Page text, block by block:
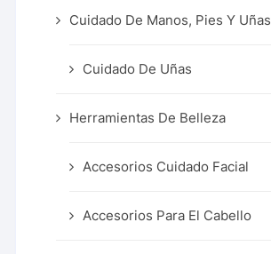
Cuidado De Manos, Pies Y Uñas
Cuidado De Uñas
Herramientas De Belleza
Accesorios Cuidado Facial
Accesorios Para El Cabello